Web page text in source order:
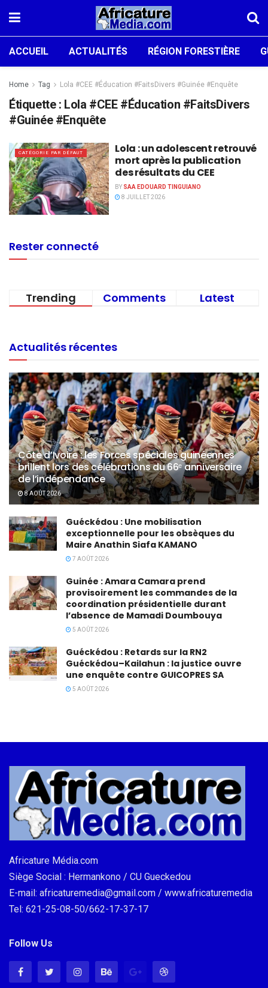
ACCUEIL ACTUALITÉS RÉGION FORESTIÈRE
Home Tag Lola #CEE #Éducation #FaitsDivers #Guinée #Enquête
Étiquette : Lola #CEE #Éducation #FaitsDivers
#Guinée #Enquête
CATÉGORIE PAR DÉFAUT
Lola : un adolescent retrouvé
mort après la publication
des résultats du CEE
BY SAA EDOUARD TINGUIANO
8 JUILLET 2026
Rester connecté
Trending Comments Latest
Actualités récentes
Côte d’Ivoire : les Forces spéciales guinéennes
brillent lors des célébrations du 66ᵉ anniversaire
de l’indépendance
8 AOÛT 2026
Guéckédou : Une mobilisation
exceptionnelle pour les obsèques du
Maire Anathin Siafa KAMANO
7 AOÛT 2026
Guinée : Amara Camara prend
provisoirement les commandes de la
coordination présidentielle durant
l’absence de Mamadi Doumbouya
5 AOÛT 2026
Guéckédou : Retards sur la RN2
Guéckédou–Kailahun : la justice ouvre
une enquête contre GUICOPRES SA
5 AOÛT 2026
Africature Média.com
Siège Social : Hermankono / CU Gueckedou
E-mail: africaturemedia@gmail.com / www.africaturemedia
Tel: 621-25-08-50/662-17-37-17
Follow Us